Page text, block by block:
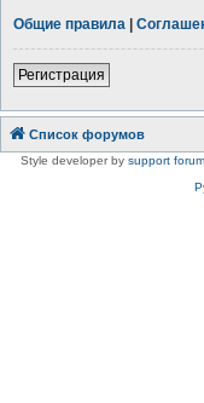
Общие правила |
Регистрация
Список форумов
Style developer by support